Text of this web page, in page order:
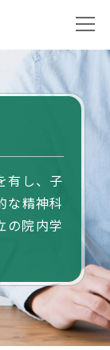
有し、子
な精神科
の院内学